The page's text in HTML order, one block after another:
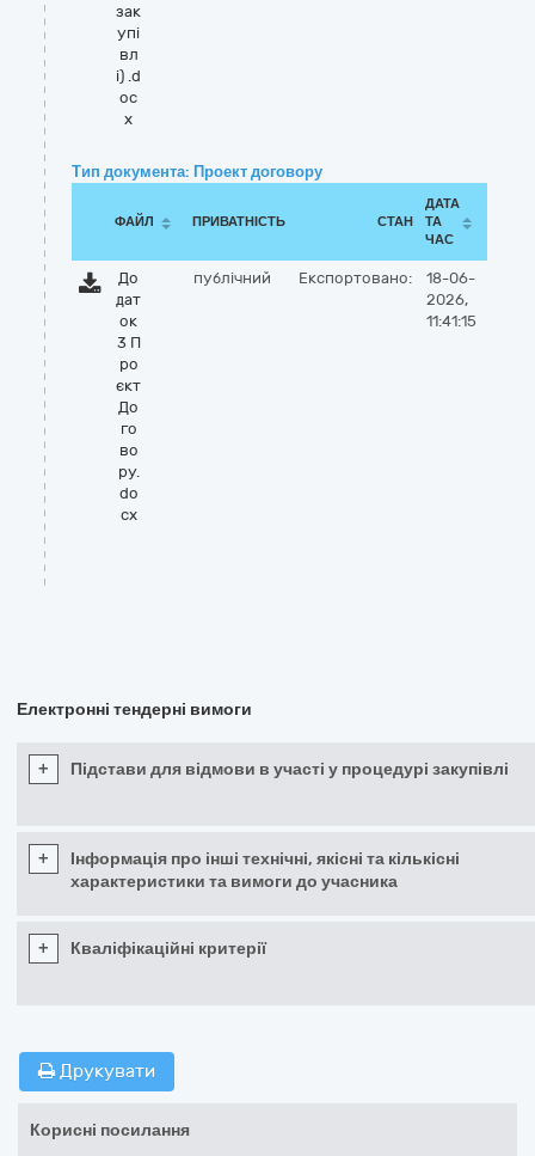
зак
упі
вл
і) .d
oc
x
Тип документа: Проект договору
ФАЙЛ ПРИВАТНІСТЬ СТАН
ДАТА
ТА
ЧАС
До
дат
ок
3 П
ро
єкт
До
го
во
ру.
do
cx
публічний Експортовано:
18-06-
2026,
11:41:15
Електронні тендерні вимоги
+ Підстави для відмови в участі у процедурі закупівлі
+
Інформація про інші технічні, якісні та кількісні
характеристики та вимоги до учасника
+ Кваліфікаційні критерії
Друкувати
Корисні посилання